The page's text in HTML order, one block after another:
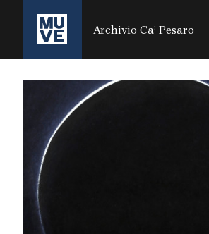
SALTA AL CONTENUTO PRINCIPALE
Archivio Ca’ Pesaro